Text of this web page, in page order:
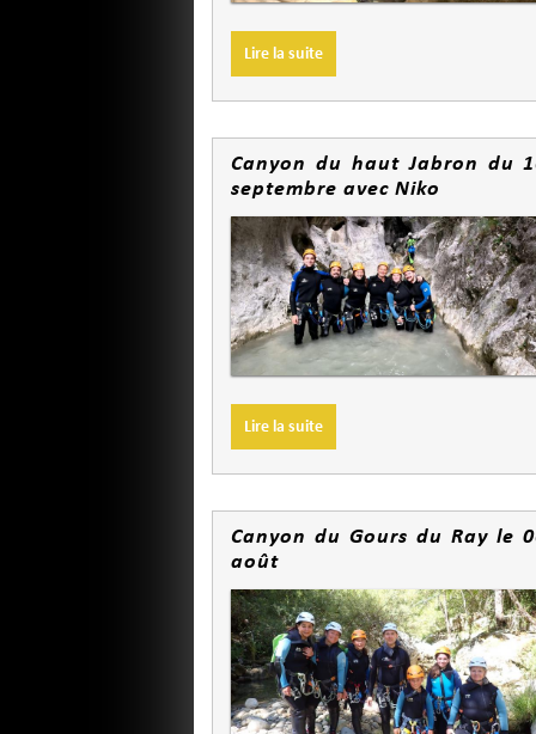
Lire la suite
Canyon du haut Jabron du
septembre avec Niko
Lire la suite
Canyon du Gours du Ray le
août